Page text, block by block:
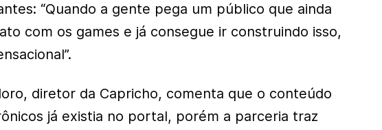
“Quando a gente pega um público que ainda
com os games e já consegue ir construindo isso,
diretor da Capricho, comenta que o conteúdo
já existia no portal, porém a parceria traz